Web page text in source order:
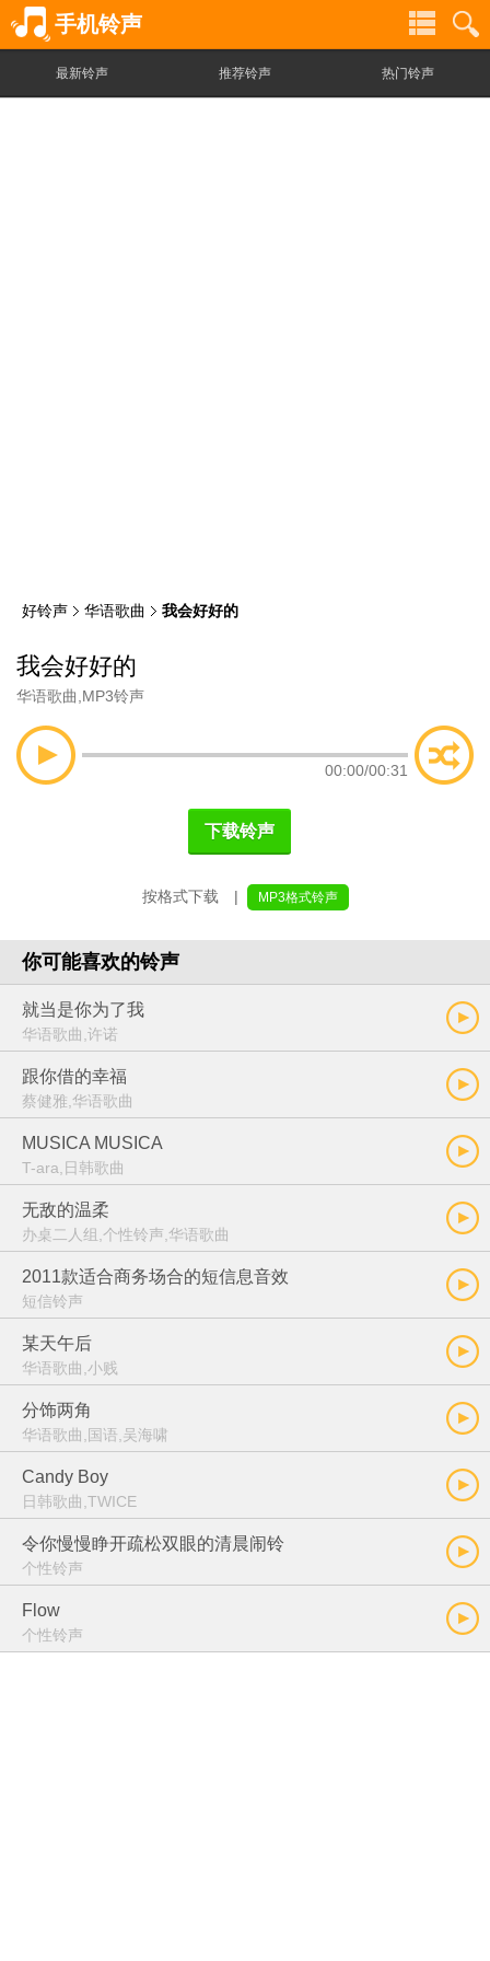
手机铃声
最新铃声 推荐铃声 热门铃声
好铃声 华语歌曲 我会好好的
我会好好的
华语歌曲 MP3铃声
00:00/00:31
下载铃声
按格式下载 | MP3格式铃声
你可能喜欢的铃声
就当是你为了我
华语歌曲,许诺
跟你借的幸福
蔡健雅,华语歌曲
MUSICA MUSICA
T-ara,日韩歌曲
无敌的温柔
办桌二人组,个性铃声,华语歌曲
2011款适合商务场合的短信息音效
短信铃声
某天午后
华语歌曲,小贱
分饰两角
华语歌曲,国语,吴海啸
Candy Boy
日韩歌曲,TWICE
令你慢慢睁开疏松双眼的清晨闹铃
个性铃声
Flow
个性铃声